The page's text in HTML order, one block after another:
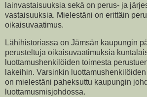
lainvastaisuuksia sekä on perus- ja
vastaisuuksia. Mielestäni on erittäin
oikaisuvaatimus.
Lähihistoriassa on Jämsän kaupungin
perusteltuja oikaisuvaatimuksia
luottamushenkilöiden toimesta
lakeihin. Varsinkin
on mielestäni paheksuttu kaupungin
luottamusmisjohdossa.